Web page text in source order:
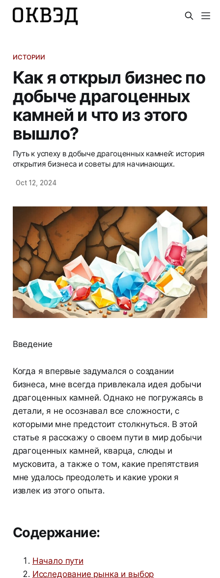
ИСТОРИИ
Как я открыл бизнес по
добыче драгоценных
камней и что из этого
вышло?
Путь к успеху в добыче драгоценных камней: история
открытия бизнеса и советы для начинающих.
Oct 12, 2024
Введение
Когда я впервые задумался о создании
бизнеса, мне всегда привлекала идея добычи
драгоценных камней. Однако не погружаясь в
детали, я не осознавал все сложности, с
которыми мне предстоит столкнуться. В этой
статье я расскажу о своем пути в мир добычи
драгоценных камней, кварца, слюды и
мусковита, а также о том, какие препятствия
мне удалось преодолеть и какие уроки я
извлек из этого опыта.
Содержание:
Начало пути
Исследование рынка и выбор